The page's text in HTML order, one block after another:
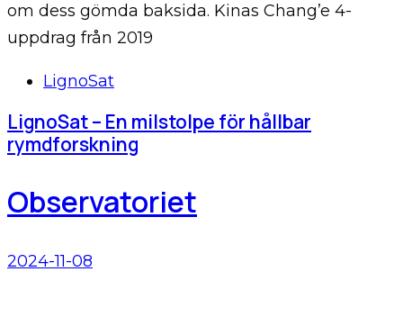
om dess gömda baksida. Kinas Chang’e 4-
uppdrag från 2019
TagsLignoSat
LignoSat – En milstolpe för hållbar
rymdforskning
Observatoriet
2024-11-08